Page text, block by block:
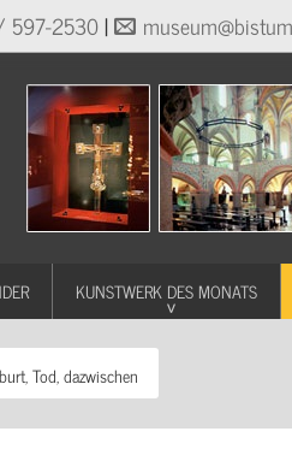
597-2530|
KUNSTWERK DES MONATS
Tod, dazwischen